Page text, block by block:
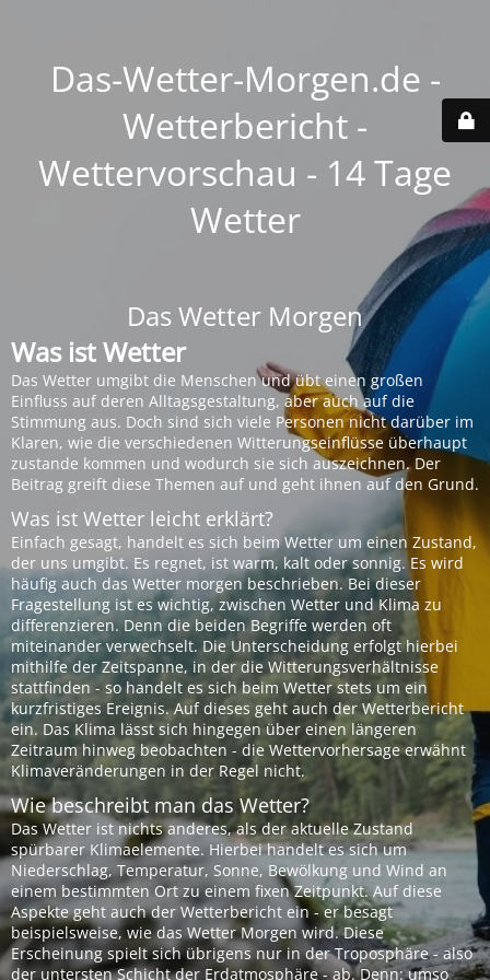
Das-Wetter-Morgen.de -
Wetterbericht -
Wettervorschau - 14 Tage
Wetter
Das Wetter Morgen
Was ist Wetter
Das Wetter umgibt die Menschen und übt einen großen
Einfluss auf deren Alltagsgestaltung, aber auch auf die
Stimmung aus. Doch sind sich viele Personen nicht darüber im
Klaren, wie die verschiedenen Witterungseinflüsse überhaupt
zustande kommen und wodurch sie sich auszeichnen. Der
Beitrag greift diese Themen auf und geht ihnen auf den Grund.
Was ist Wetter leicht erklärt?
Einfach gesagt, handelt es sich beim Wetter um einen Zustand,
der uns umgibt. Es regnet, ist warm, kalt oder sonnig. Es wird
häufig auch das Wetter morgen beschrieben. Bei dieser
Fragestellung ist es wichtig, zwischen Wetter und Klima zu
differenzieren. Denn die beiden Begriffe werden oft
miteinander verwechselt. Die Unterscheidung erfolgt hierbei
mithilfe der Zeitspanne, in der die Witterungsverhältnisse
stattfinden - so handelt es sich beim Wetter stets um ein
kurzfristiges Ereignis. Auf dieses geht auch der Wetterbericht
ein. Das Klima lässt sich hingegen über einen längeren
Zeitraum hinweg beobachten - die Wettervorhersage erwähnt
Klimaveränderungen in der Regel nicht.
Wie beschreibt man das Wetter?
Das Wetter ist nichts anderes, als der aktuelle Zustand
spürbarer Klimaelemente. Hierbei handelt es sich um
Niederschlag, Temperatur, Sonne, Bewölkung und Wind an
einem bestimmten Ort zu einem fixen Zeitpunkt. Auf diese
Aspekte geht auch der Wetterbericht ein - er besagt
beispielsweise, wie das Wetter Morgen wird. Diese
Erscheinung spielt sich übrigens nur in der Troposphäre - also
der untersten Schicht der Erdatmosphäre - ab. Denn: umso